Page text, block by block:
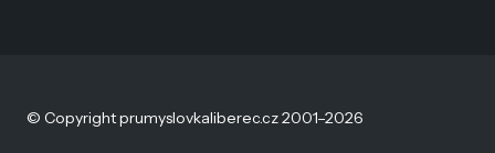
© Copyright prumyslovkaliberec.cz 2001–2026